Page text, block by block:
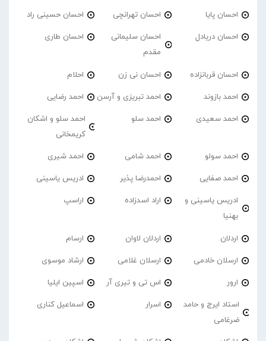
احسان پایا احسان تهرانچی احسان حسینی راد
احسان دریادل
احسان سلیمانی
مقدم
احسان طاری
احسان قربانزاده احسان نی زن احلام
احمد بازوند احمد تبریزی و آرسن احمد‌ رضایی
احمد سعیدی احمد سلو
احمد سلو و اشکان
کریمخانی
احمد سولو احمد شامی احمد شیری
احمد صفایی احمدرضا پذیر ادریس یاسینی
ادریس یاسینی و
بهنیا
اراد اسدزاده اراسپ
اردلان اردلان لاوان ارسام
ارسلان خادمی ارسلان غلامی ارشاد موسوی
ارور اس تی و تیری آر اسپین ایلیا
استاد ایرج و حامد
ضرغامی
اسرار اسماعیل کناری